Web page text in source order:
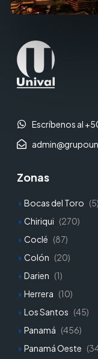
Escríbenos al
Zonas
Bocas del Toro (5)
Chiriqui (270)
Coclé (87)
Colón (20)
Darien (1)
Herrera (10)
Los Santos (45)
Panamá (456)
Panamá Oeste